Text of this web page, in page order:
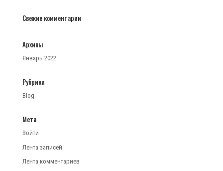
Свежие комментарии
Архивы
Январь 2022
Рубрики
Blog
Мета
Войти
Лента записей
Лента комментариев